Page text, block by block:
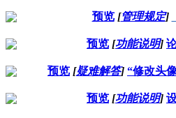
预览 [管理规定]
预览 [功能说明]
预览 [疑难解答] “修改头
预览 [功能说明]